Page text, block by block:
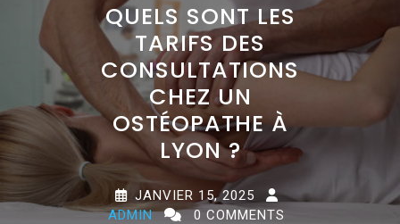
QUELS SONT LES
TARIFS DES
CONSULTATIONS
CHEZ UN
OSTÉOPATHE À
LYON ?
JANVIER 15, 2025
ADMIN
0 COMMENTS